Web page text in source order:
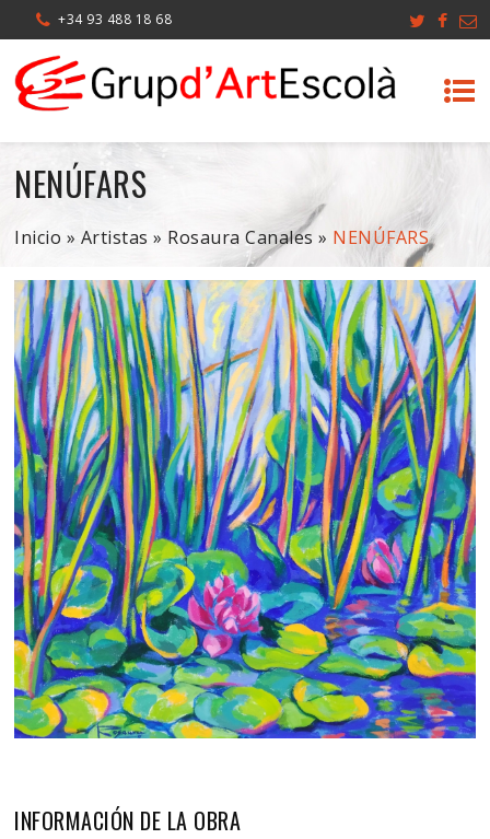
+34 93 488 18 68
NENÚFARS
Inicio » Artistas » Rosaura Canales » NENÚFARS
INFORMACIÓN DE LA OBRA